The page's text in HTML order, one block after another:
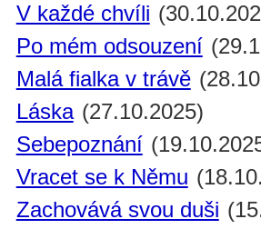
V každé chvíli
Po mém odsouzení
Malá fialka v trávě
Láska (27.10.2025)
Sebepoznání
Vracet se k Němu
Zachovává svou duši